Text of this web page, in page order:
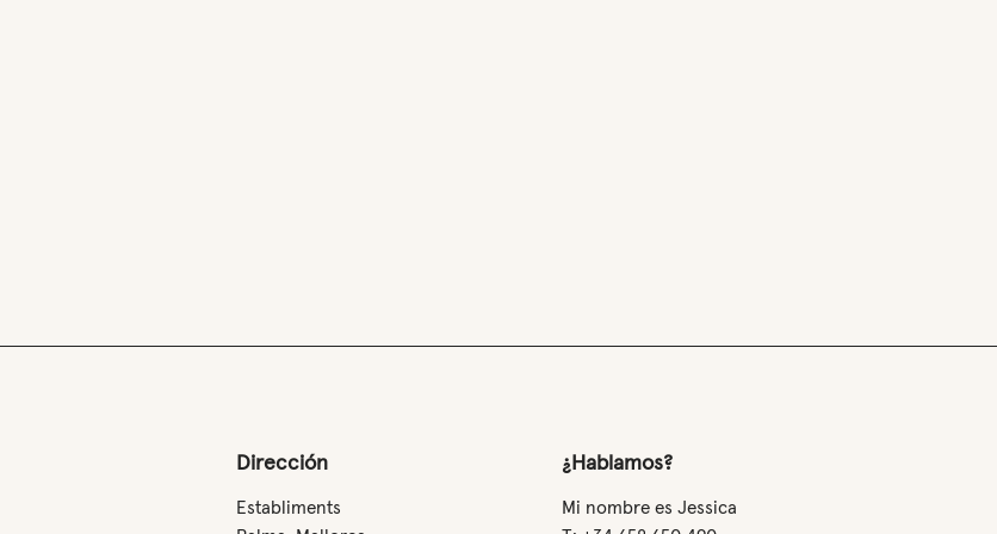
Dirección
Establiments
¿Hablamos?
Mi nombre es Jessica